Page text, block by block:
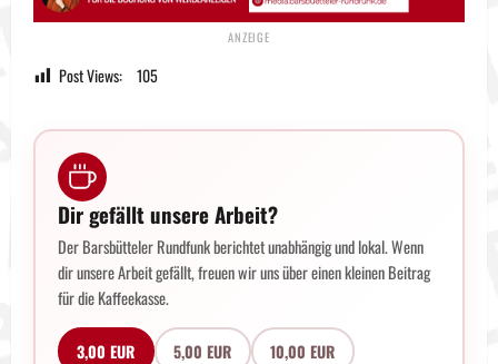
Post Views: 105
Dir gefällt unsere Arbeit?
Der Barsbütteler Rundfunk berichtet unabhängig und lokal. Wenn
dir unsere Arbeit gefällt, freuen wir uns über einen kleinen Beitrag
für die Kaffeekasse.
3,00 EUR 5,00 EUR 10,00 EUR